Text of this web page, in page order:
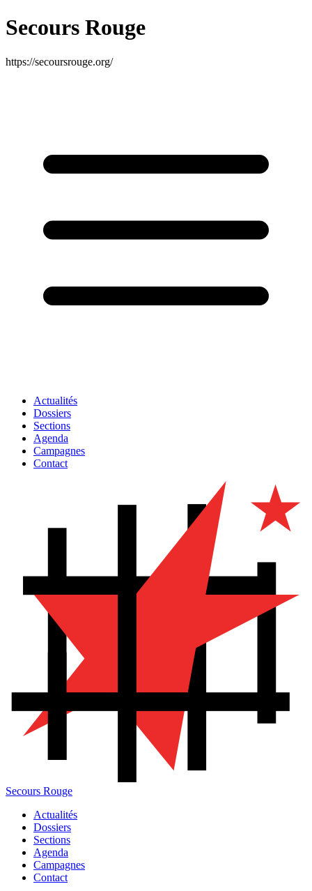
Secours Rouge
https://secoursrouge.org/
Actualités
Dossiers
Sections
Agenda
Campagnes
Contact
Secours Rouge
Actualités
Dossiers
Sections
Agenda
Campagnes
Contact